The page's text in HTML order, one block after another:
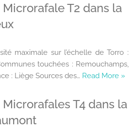
T2 dans la
maximale sur l’échelle de Torro :
touchées : Remouchamps,
: Liège Sources des… Read More »
T4 dans la